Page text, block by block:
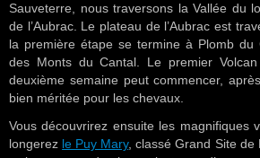
Sauveterre, nous traversons la Vallée du
de l’Aubrac. Le plateau de l’Aubrac est
la première étape se termine à Plomb du
des Monts du Cantal. Le premier
deuxième semaine peut commencer,
bien méritée pour les chevaux.
Vous découvrirez ensuite les magnifiques
longerez le Puy Mary, classé Grand Site de